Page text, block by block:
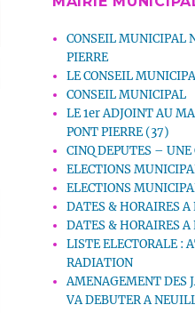
CONSEIL MUNICIPAL
PIERRE
LE CONSEIL
CONSEIL MUNICIPAL
LE 1er ADJOINT AU
PONT PIERRE (37)
CINQ DEPUTES – UNE
ELECTIONS
ELECTIONS
DATES & HORAIRES A
DATES & HORAIRES A
LISTE ELECTORALE :
RADIATION
AMENAGEMENT DES
VA DEBUTER A